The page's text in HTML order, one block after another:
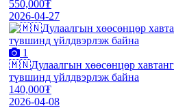
550,000₮
2026-04-27
1
🇲🇳Дулаалгын хөөсөнцөр
түвшинд үйлдвэрлэж байна
140,000₮
2026-04-08